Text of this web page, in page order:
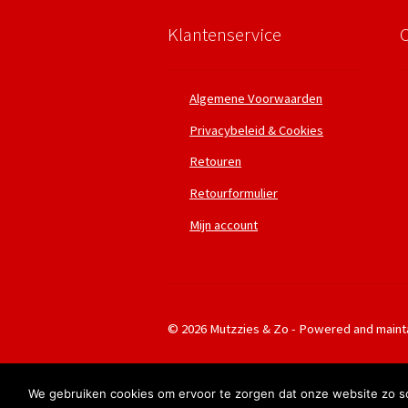
LET OP: Bezorging geschiedt per Postnl. Sinds 11-07-
Klantenservice
Algemene Voorwaarden
Privacybeleid & Cookies
Retouren
Retourformulier
Mijn account
© 2026 Mutzzies & Zo - Powered and
We gebruiken cookies om ervoor te zorgen dat onze website zo